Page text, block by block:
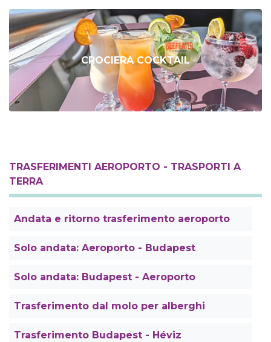
CROCIERA COCKTAIL
TRASFERIMENTI AEROPORTO - TRASPORTI A
TERRA
Andata e ritorno trasferimento aeroporto
Solo andata: Aeroporto - Budapest
Solo andata: Budapest - Aeroporto
Trasferimento dal molo per alberghi
Trasferimento Budapest - Héviz